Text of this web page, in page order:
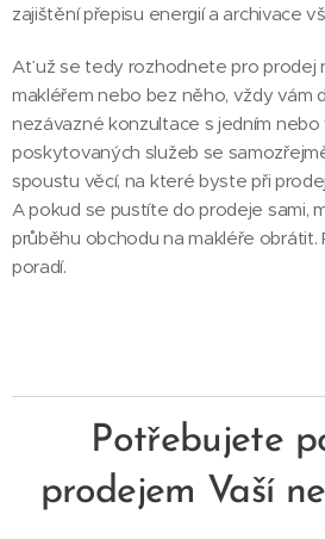
zajištění přepisu energií a archivace
Ať už se tedy rozhodnete pro prodej
makléřem nebo bez něho, vždy vám
nezávazné konzultace s jedním nebo
poskytovaných služeb se
spoustu věcí, na které byste při
A pokud se pustíte do prodeje sami,
průběhu obchodu na makléře obrátit.
poradí.
Potřebujete
prodejem Vaší